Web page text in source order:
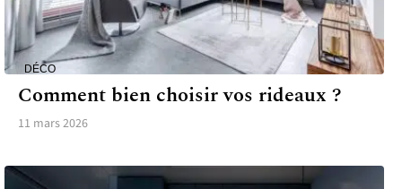
DÉCO
Comment bien choisir vos rideaux ?
11 mars 2026